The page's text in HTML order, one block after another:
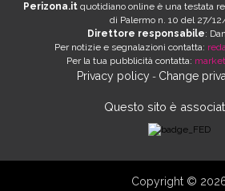
Perizona.it quotidiano online è una testata
di Palermo n. 10 del 27/
Direttore responsabile:
Per notizie e segnalazioni contatta:
Per la tua pubblicità contatta:
Privacy policy- Change
Questo sito è
Copyright ©